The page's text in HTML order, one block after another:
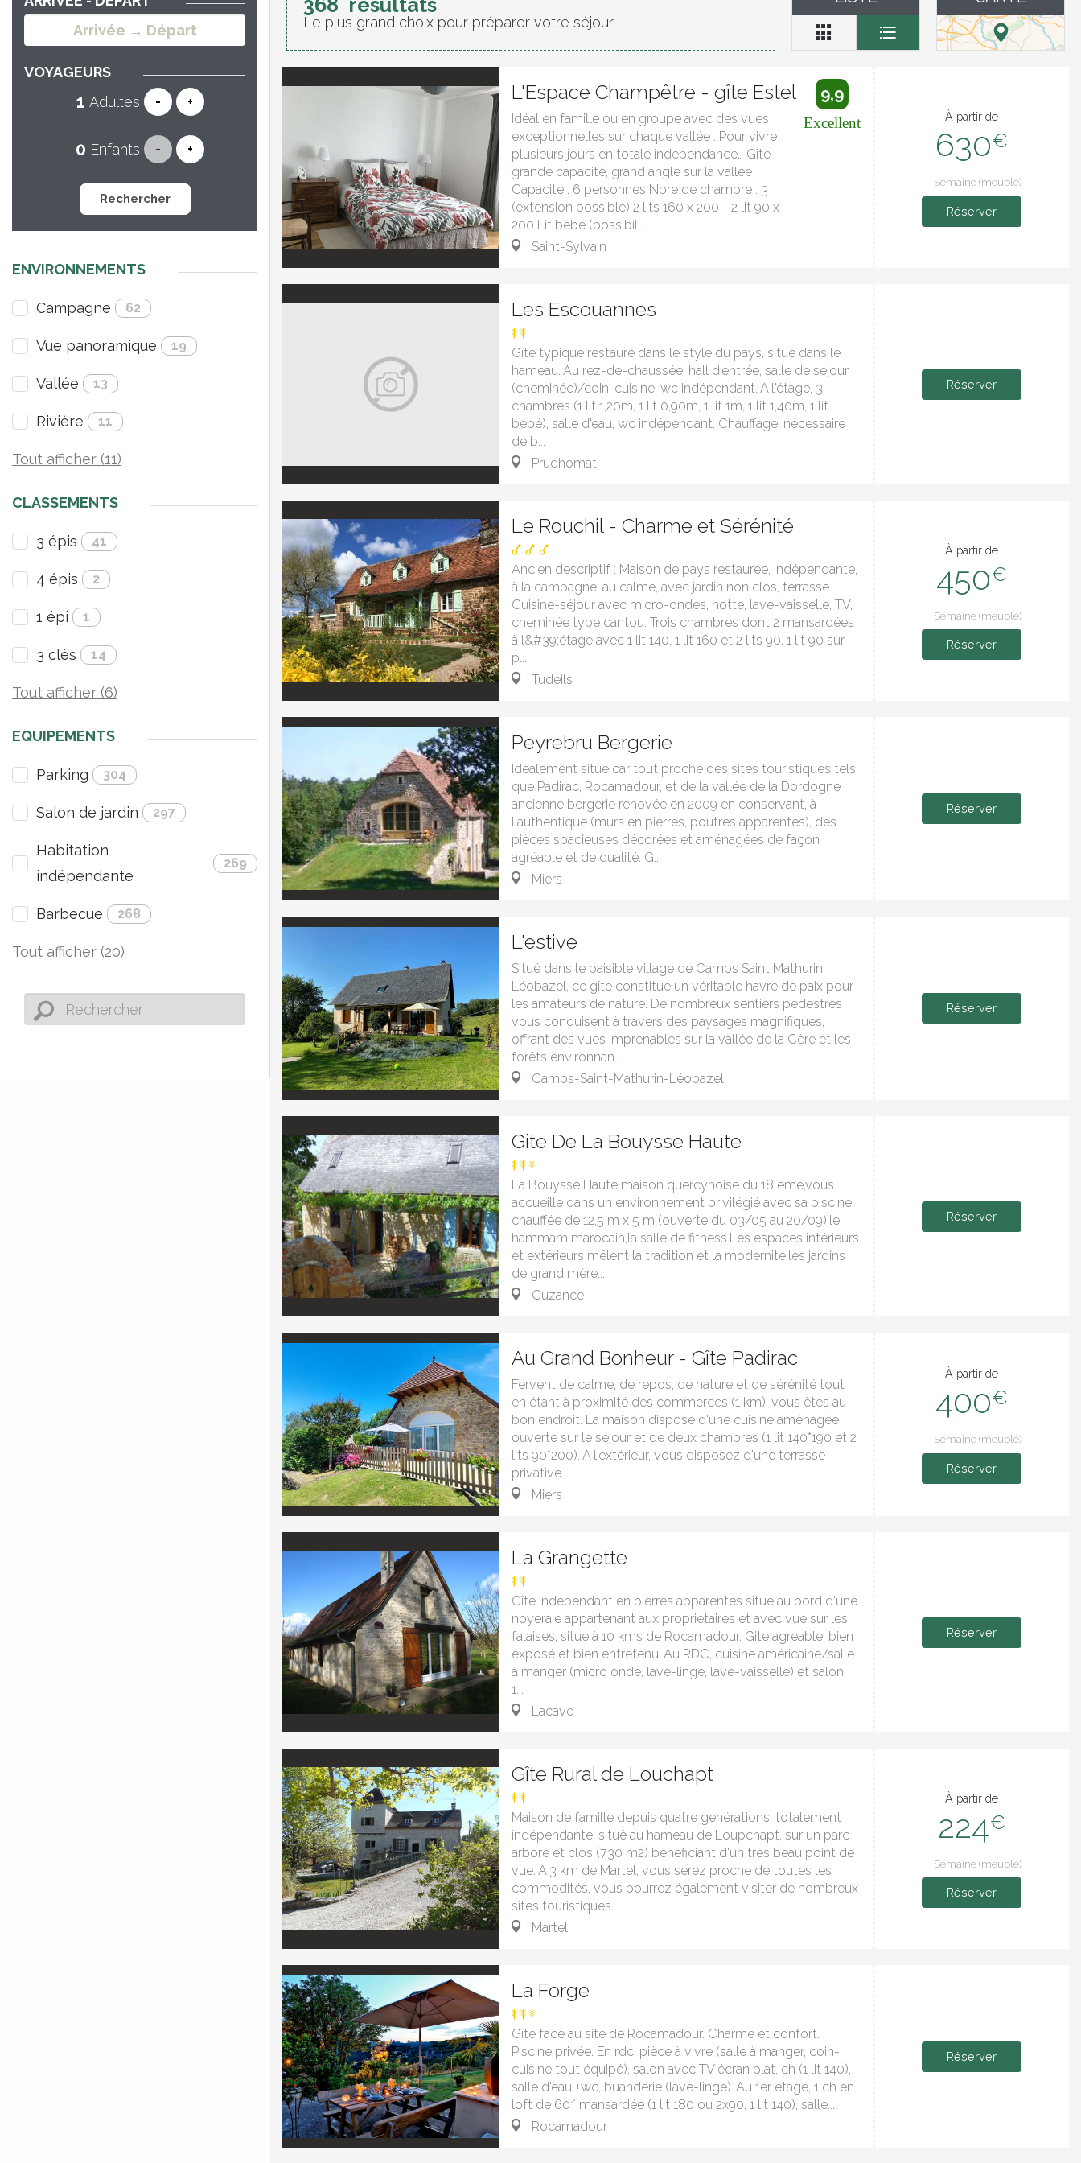
VOYAGEURS
Adultes
- +
Enfants - +
Rechercher
ENVIRONNEMENTS
Campagne 62
Vue panoramique 19
Vallée 13
Rivière 11
Tout afficher (11)
CLASSEMENTS
3 épis 41
4 épis 2
1 épi 1
3 clés 14
Tout afficher (6)
EQUIPEMENTS
Parking 304
Salon de jardin 297
Habitation
indépendante
269
Barbecue 268
Tout afficher (20)
368 résultats
Le plus grand choix pour préparer votre séjour
L'Espace Champêtre - gîte Estel
Idéal en famille ou en groupe avec des vues
exceptionnelles sur chaque vallée . Pour vivre
plusieurs jours en totale indépendance… Gîte
grande capacité, grand angle sur la vallée
Capacité : 6 personnes Nbre de chambre : 3
(extension possible) 2 lits 160 x 200 - 2 lit 90 x
200 Lit bébé (possibili...
Saint-Sylvain
9,9
Excellent À partir de
630€
Semaine (meublé)
Réserver
Les Escouannes
Gîte typique restauré dans le style du pays, situé dans le
hameau. Au rez-de-chaussée, hall d'entrée, salle de séjour
(cheminée)/coin-cuisine, wc indépendant. A l'étage, 3
chambres (1 lit 1,20m, 1 lit 0,90m, 1 lit 1m, 1 lit 1,40m, 1 lit
bébé), salle d'eau, wc indépendant. Chauffage, nécessaire
de b...
Prudhomat
Réserver
Le Rouchil - Charme et Sérénité
Ancien descriptif : Maison de pays restaurée, indépendante,
à la campagne, au calme, avec jardin non clos, terrasse.
Cuisine-séjour avec micro-ondes, hotte, lave-vaisselle, TV,
cheminée type cantou. Trois chambres dont 2 mansardées
à l&#39;étage avec 1 lit 140, 1 lit 160 et 2 lits 90. 1 lit 90 sur
p...
Tudeils
À partir de
450€
Semaine (meublé)
Réserver
Peyrebru Bergerie
Idéalement situé car tout proche des sites touristiques tels
que Padirac, Rocamadour, et de la vallée de la Dordogne
ancienne bergerie rénovée en 2009 en conservant, à
l'authentique (murs en pierres, poutres apparentes), des
pièces spacieuses décorées et aménagées de façon
agréable et de qualité. G...
Miers
Réserver
L'estive
Situé dans le paisible village de Camps Saint Mathurin
Léobazel, ce gîte constitue un véritable havre de paix pour
les amateurs de nature. De nombreux sentiers pédestres
vous conduisent à travers des paysages magnifiques,
offrant des vues imprenables sur la vallée de la Cère et les
forêts environnan...
Camps-Saint-Mathurin-Léobazel
Réserver
Gite De La Bouysse Haute
La Bouysse Haute maison quercynoise du 18 ème,vous
accueille dans un environnement privilégié avec sa piscine
chauffée de 12,5 m x 5 m (ouverte du 03/05 au 20/09),le
hammam marocain,la salle de fitness.Les espaces intérieurs
et extérieurs mêlent la tradition et la modernité,les jardins
de grand mère...
Cuzance
Réserver
Au Grand Bonheur - Gîte Padirac
Fervent de calme, de repos, de nature et de sérénité tout
en étant à proximité des commerces (1 km), vous êtes au
bon endroit. La maison dispose d'une cuisine aménagée
ouverte sur le séjour et de deux chambres (1 lit 140*190 et 2
lits 90*200). A l'extérieur, vous disposez d'une terrasse
privative...
Miers
À partir de
400€
Semaine (meublé)
Réserver
La Grangette
Gîte indépendant en pierres apparentes situé au bord d'une
noyeraie appartenant aux propriétaires et avec vue sur les
falaises, situé à 10 kms de Rocamadour. Gite agréable, bien
exposé et bien entretenu. Au RDC, cuisine américaine/salle
à manger (micro onde, lave-linge, lave-vaisselle) et salon,
1...
Lacave
Réserver
Gîte Rural de Louchapt
Maison de famille depuis quatre générations, totalement
indépendante, situé au hameau de Loupchapt, sur un parc
arboré et clos (730 m2) bénéficiant d'un très beau point de
vue. A 3 km de Martel, vous serez proche de toutes les
commodités, vous pourrez également visiter de nombreux
sites touristiques...
Martel
À partir de
224€
Semaine (meublé)
Réserver
La Forge
Gîte face au site de Rocamadour. Charme et confort.
Piscine privée. En rdc, pièce à vivre (salle à manger, coin-
cuisine tout équipé), salon avec TV écran plat, ch (1 lit 140),
salle d'eau +wc, buanderie (lave-linge). Au 1er étage, 1 ch en
loft de 60² mansardée (1 lit 180 ou 2x90, 1 lit 140), salle...
Rocamadour
Réserver